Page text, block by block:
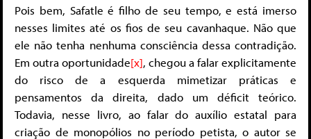
Pois bem, Safatle é filho de seu tempo, e está imerso
nesses limites até os fios de seu cavanhaque. Não que
ele não tenha nenhuma consciência dessa contradição.
Em outra oportunidade[x], chegou a falar explicitamente
do risco de a esquerda mimetizar práticas e
pensamentos da direita, dado um déficit teórico.
Todavia, nesse livro, ao falar do auxílio estatal para
criação de monopólios no período petista, o autor se